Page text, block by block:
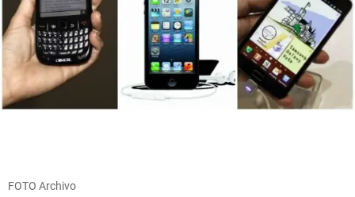
FOTO Archivo